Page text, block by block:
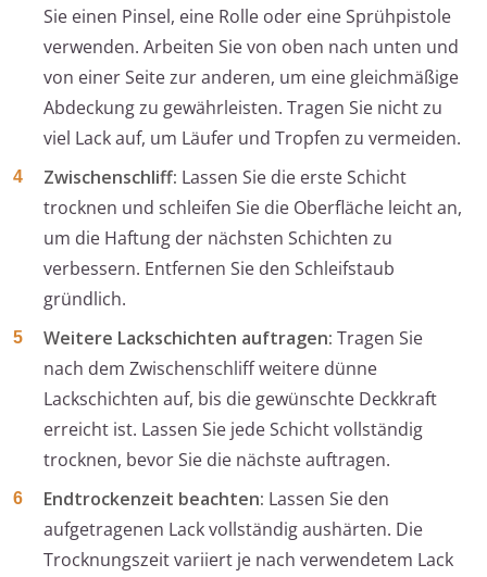
Sie einen Pinsel, eine Rolle oder eine Sprühpistole
verwenden. Arbeiten Sie von oben nach unten und
von einer Seite zur anderen, um eine gleichmäßige
Abdeckung zu gewährleisten. Tragen Sie nicht zu
viel Lack auf, um Läufer und Tropfen zu vermeiden.
Zwischenschliff: Lassen Sie die erste Schicht
trocknen und schleifen Sie die Oberfläche leicht an,
um die Haftung der nächsten Schichten zu
verbessern. Entfernen Sie den Schleifstaub
gründlich.
Weitere Lackschichten auftragen: Tragen Sie
nach dem Zwischenschliff weitere dünne
Lackschichten auf, bis die gewünschte Deckkraft
erreicht ist. Lassen Sie jede Schicht vollständig
trocknen, bevor Sie die nächste auftragen.
Endtrockenzeit beachten: Lassen Sie den
aufgetragenen Lack vollständig aushärten. Die
Trocknungszeit variiert je nach verwendetem Lack